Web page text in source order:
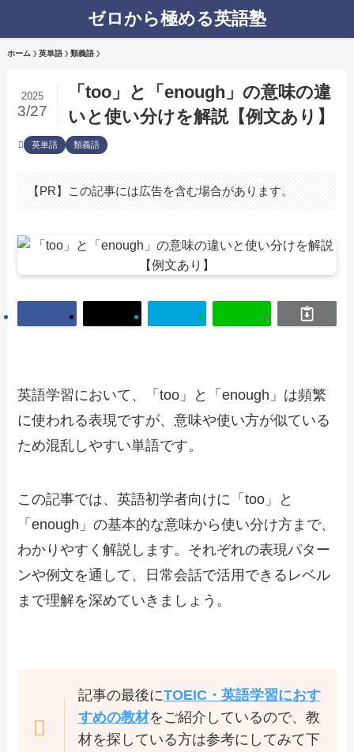
ゼロから極める英語塾
ホーム 英単語 類義語
「too」と「enough」の意味の違
いと使い分けを解説【例文あり】
2025
3/27
英単語 類義語
【PR】この記事には広告を含む場合があります。
英語学習において、「too」と「enough」は頻繁
に使われる表現ですが、意味や使い方が似ている
ため混乱しやすい単語です。
この記事では、英語初学者向けに「too」と
「enough」の基本的な意味から使い分け方まで、
わかりやすく解説します。それぞれの表現パター
ンや例文を通して、日常会話で活用できるレベル
まで理解を深めていきましょう。
記事の最後にTOEIC・英語学習におす
すめの教材をご紹介しているので、教
材を探している方は参考にしてみて下